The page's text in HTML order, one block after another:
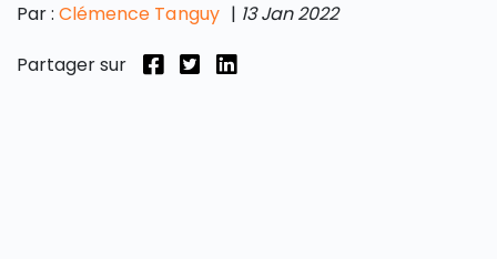
Par :Clémence Tanguy | 13 Jan 2022
Partager sur